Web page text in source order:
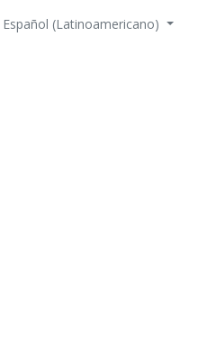
Español (Latinoamericano)